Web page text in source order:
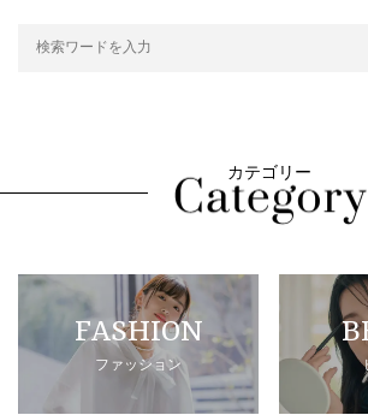
カテゴリー
FASHION
ファッション